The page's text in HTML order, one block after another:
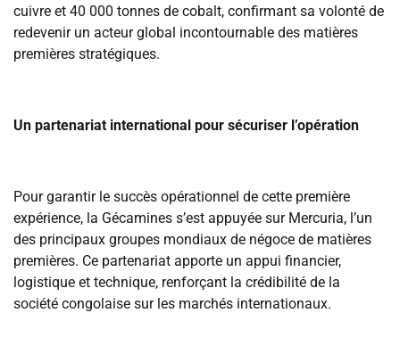
cuivre et 40 000 tonnes de cobalt, confirmant sa volonté de
redevenir un acteur global incontournable des matières
premières stratégiques.
‎Un partenariat international pour sécuriser l’opération
‎Pour garantir le succès opérationnel de cette première
expérience, la Gécamines s’est appuyée sur Mercuria, l’un
des principaux groupes mondiaux de négoce de matières
premières. Ce partenariat apporte un appui financier,
logistique et technique, renforçant la crédibilité de la
société congolaise sur les marchés internationaux.